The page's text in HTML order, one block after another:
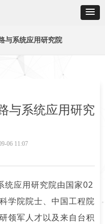
与系统应用研究
统应用研究院由国家02
学院院士、中国工程院
领军人才以及来自台积
06 11:07
与系统应用研究院